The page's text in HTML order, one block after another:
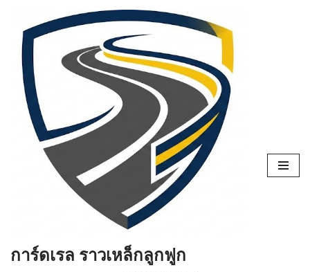
Skip
content
การ์ดเรล ราวเหล็กลูกฟูก